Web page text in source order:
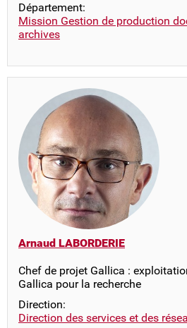
Département:
Mission Gestion de production
archives
Arnaud LABORDERIE
Chef de projet Gallica :
Gallica pour la recherche
Direction:
Direction des services et des